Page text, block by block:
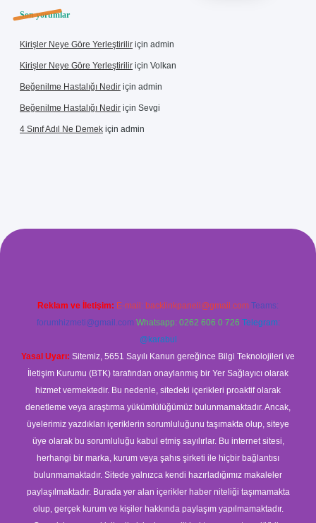
Son yorumlar
Kirişler Neye Göre Yerleştirilir için admin
Kirişler Neye Göre Yerleştirilir için Volkan
Beğenilme Hastalığı Nedir için admin
Beğenilme Hastalığı Nedir için Sevgi
4 Sınıf Adıl Ne Demek için admin
giriş
Reklam ve İletişim: E-mail: backlinkpaneli@gmail.com Teams:
forumhizmeti@gmail.com Whatsapp: 0262 606 0 726 Telegram:
@karabul
Yasal Uyarı: Sitemiz, 5651 Sayılı Kanun gereğince Bilgi Teknolojileri ve
İletişim Kurumu (BTK) tarafından onaylanmış bir Yer Sağlayıcı olarak
hizmet vermektedir. Bu nedenle, sitedeki içerikleri proaktif olarak
denetleme veya araştırma yükümlülüğümüz bulunmamaktadır. Ancak,
üyelerimiz yazdıkları içeriklerin sorumluluğunu taşımakta olup, siteye
üye olarak bu sorumluluğu kabul etmiş sayılırlar. Bu internet sitesi,
herhangi bir marka, kurum veya şahıs şirketi ile hiçbir bağlantısı
bulunmamaktadır. Sitede yalnızca kendi hazırladığımız makaleler
paylaşılmaktadır. Burada yer alan içerikler haber niteliği taşımamakta
olup, gerçek kurum ve kişiler hakkında paylaşım yapılmamaktadır.